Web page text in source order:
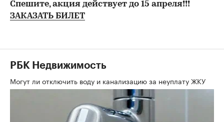
Спешите, акция действует до 15 апреля!!!
ЗАКАЗАТЬ БИЛЕТ
РБК Недвижимость
Могут ли отключить воду и канализацию за неуплату ЖКУ